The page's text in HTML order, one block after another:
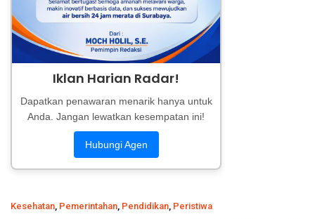
Iklan Harian Radar!
Dapatkan penawaran menarik hanya untuk
Anda. Jangan lewatkan kesempatan ini!
Hubungi Agen
Kesehatan, Pemerintahan, Pendidikan, Peristiwa